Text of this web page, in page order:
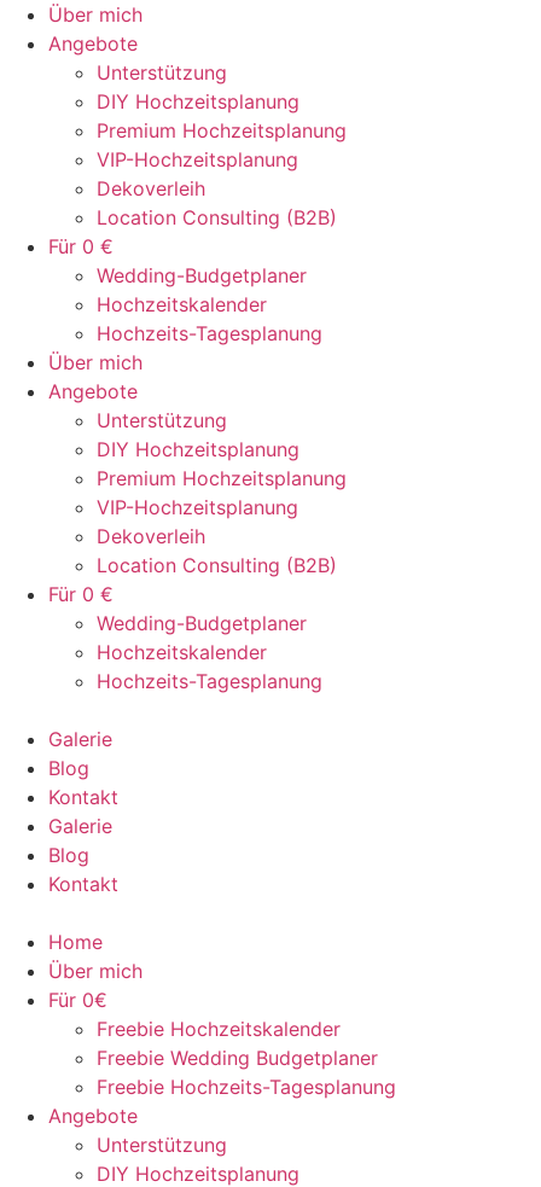
Zum
Inhalt
springen
Über mich
Angebote
Unterstützung
DIY Hochzeitsplanung
Premium Hochzeitsplanung
VIP-Hochzeitsplanung
Dekoverleih
Location Consulting (B2B)
Für 0 €
Wedding-Budgetplaner
Hochzeitskalender
Hochzeits-Tagesplanung
Über mich
Angebote
Unterstützung
DIY Hochzeitsplanung
Premium Hochzeitsplanung
VIP-Hochzeitsplanung
Dekoverleih
Location Consulting (B2B)
Für 0 €
Wedding-Budgetplaner
Hochzeitskalender
Hochzeits-Tagesplanung
Galerie
Blog
Kontakt
Galerie
Blog
Kontakt
Home
Über mich
Für 0€
Freebie Hochzeitskalender
Freebie Wedding Budgetplaner
Freebie Hochzeits-Tagesplanung
Angebote
Unterstützung
DIY Hochzeitsplanung